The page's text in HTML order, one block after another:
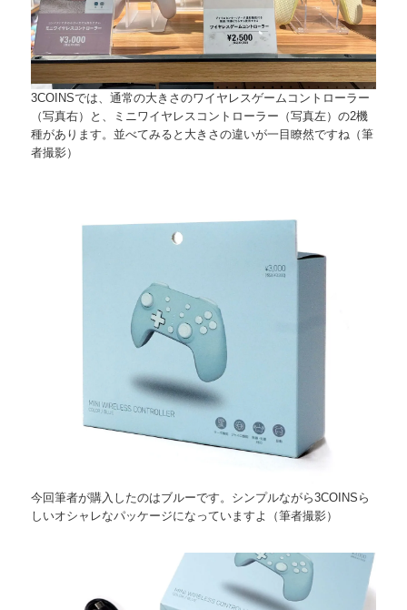
3COINSでは、通常の大きさのワイヤレスゲームコントローラー
（写真右）と、ミニワイヤレスコントローラー（写真左）の2機
種があります。並べてみると大きさの違いが一目瞭然ですね（筆
者撮影）
今回筆者が購入したのはブルーです。シンプルながら3COINSら
しいオシャレなパッケージになっていますよ（筆者撮影）